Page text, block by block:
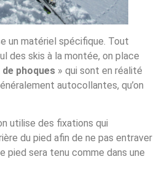
un matériel spécifique. Tout
des skis à la montée, on place
de phoques » qui sont en réalité
autocollantes, qu’on
utilise des fixations qui
du pied afin de ne pas entraver
pied sera tenu comme dans une